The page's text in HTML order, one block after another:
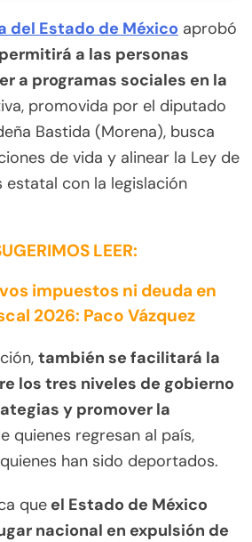
del Estado de México aprobó
a las personas
a programas sociales en la
promovida por el diputado
Bastida (Morena), busca
de vida y alinear la Ley de
estatal con la legislación
LEER:
impuestos ni deuda en
2026: Paco Vázquez
también se facilitará la
los tres niveles de gobierno
y promover la
quienes regresan al país,
han sido deportados.
que el Estado de México
nacional en expulsión de